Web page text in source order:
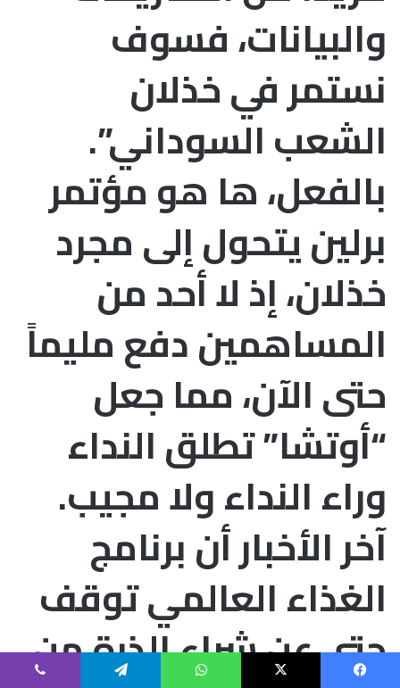
والبيانات، فسوف
نستمر في خذلان
الشعب السوداني”.
بالفعل، ها هو مؤتمر
برلين يتحول إلى مجرد
خذلان، إذ لا أحد من
المساهمين دفع مليماً
حتى الآن، مما جعل
“أوتشا” تطلق النداء
وراء النداء ولا مجيب.
آخر الأخبار أن برنامج
الغذاء العالمي توقف
حتى عن شراء الذرة من